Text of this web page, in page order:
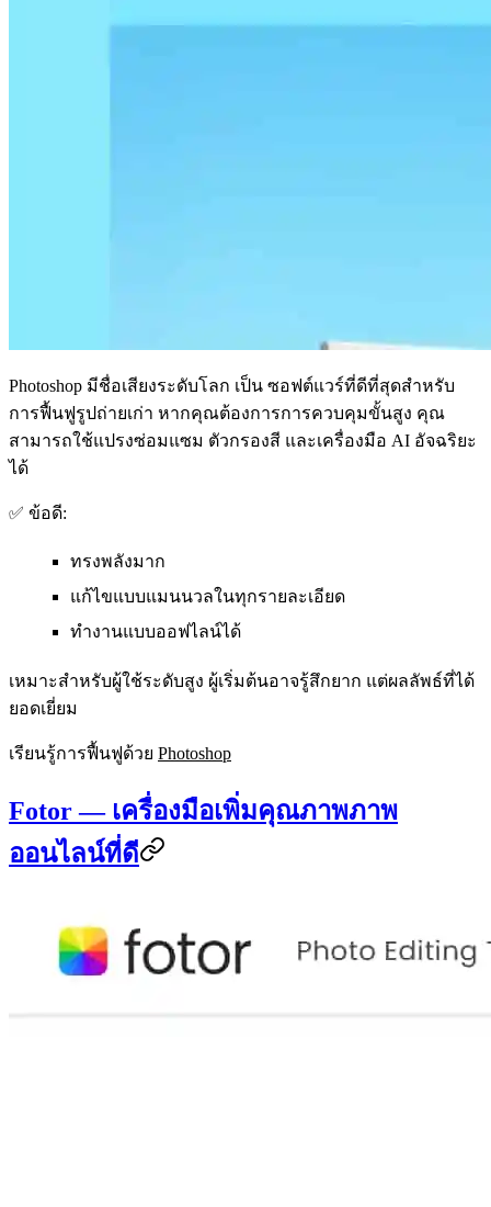
Photoshop มีชื่อเสียงระดับโลก เป็น ซอฟต์แวร์ที่ดีที่สุดสำหรับ
การฟื้นฟูรูปถ่ายเก่า หากคุณต้องการการควบคุมขั้นสูง คุณ
สามารถใช้แปรงซ่อมแซม ตัวกรองสี และเครื่องมือ AI อัจฉริยะ
ได้
✅ ข้อดี:
ทรงพลังมาก
แก้ไขแบบแมนนวลในทุกรายละเอียด
ทำงานแบบออฟไลน์ได้
เหมาะสำหรับผู้ใช้ระดับสูง ผู้เริ่มต้นอาจรู้สึกยาก แต่ผลลัพธ์ที่ได้
ยอดเยี่ยม
เรียนรู้การฟื้นฟูด้วย Photoshop
Fotor — เครื่องมือเพิ่มคุณภาพภาพ
ออนไลน์ที่ดี